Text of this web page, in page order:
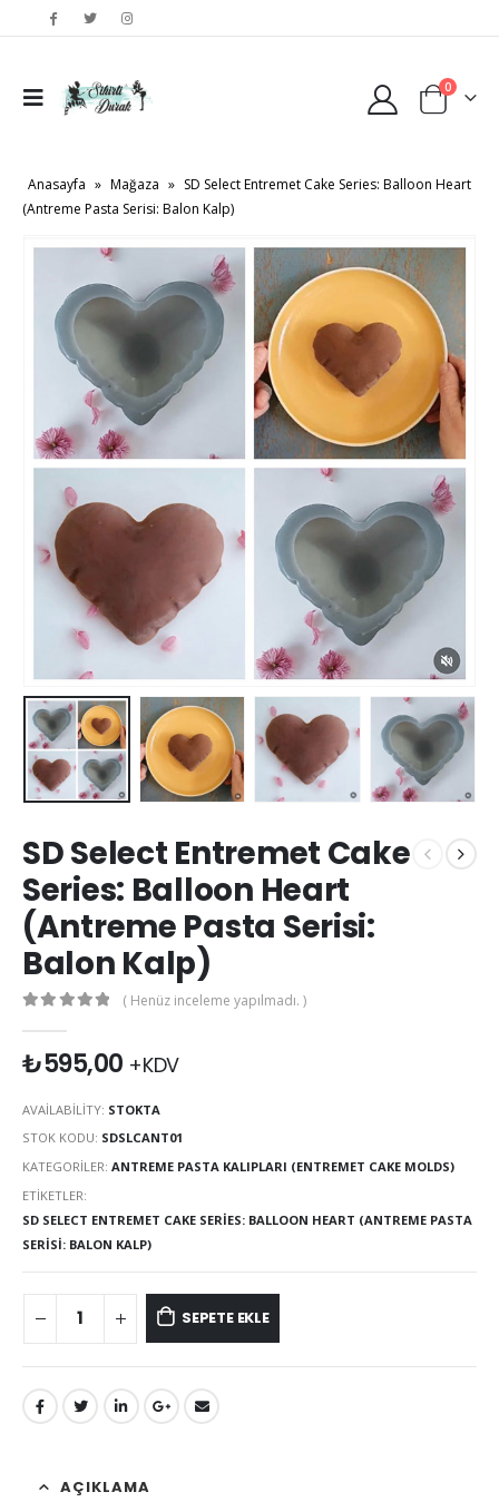
0
Anasayfa » Mağaza » SD Select Entremet Cake Series: Balloon Heart
(Antreme Pasta Serisi: Balon Kalp)
SD Select Entremet Cake
Series: Balloon Heart
(Antreme Pasta Serisi:
Balon Kalp)
( Henüz inceleme yapılmadı. )
₺595,00 +KDV
AVAILABILITY: STOKTA
STOK KODU: SDSLCANT01
KATEGORILER: ANTREME PASTA KALIPLARI (ENTREMET CAKE MOLDS)
ETIKETLER:
SD SELECT ENTREMET CAKE SERIES: BALLOON HEART (ANTREME PASTA
SERISI: BALON KALP)
SEPETE EKLE
AÇIKLAMA